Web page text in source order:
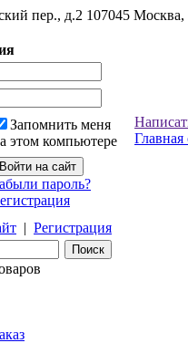
пер., д.2 107045 Москва,
Запомнить меня
этом компьютере
пароль?
| Регистрация
Главная